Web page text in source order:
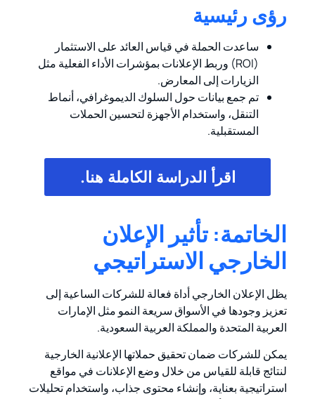
رؤى رئيسية
ساعدت الحملة في قياس العائد على الاستثمار
(ROI) وربط الإعلانات بمؤشرات الأداء الفعلية مثل
الزيارات إلى المعارض.
تم جمع بيانات حول السلوك الديموغرافي، أنماط
التنقل، واستخدام الأجهزة لتحسين الحملات
المستقبلية.
اقرأ الدراسة الكاملة هنا.
الخاتمة: تأثير الإعلان
الخارجي الاستراتيجي
يظل الإعلان الخارجي أداة فعالة للشركات الساعية إلى
تعزيز وجودها في الأسواق سريعة النمو مثل الإمارات
العربية المتحدة والمملكة العربية السعودية.
يمكن للشركات ضمان تحقيق حملاتها الإعلانية الخارجية
لنتائج قابلة للقياس من خلال وضع الإعلانات في مواقع
استراتيجية بعناية، وإنشاء محتوى جذاب، واستخدام تحليلات